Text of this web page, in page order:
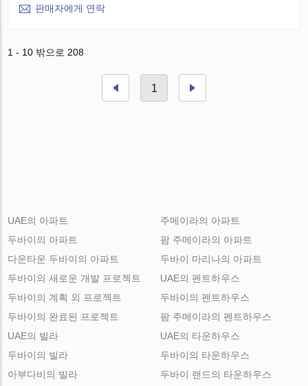
판매자에게 연락
1 - 10 밖으로 208
1
UAE의 아파트
두바이의 아파트
다운타운 두바이의 아파트
주메이라의 아파트
팜 주메이라의 아파트
두바이 마리나의 아파트
두바이의 새로운 개발 프로젝트
두바이의 계획 외 프로젝트
두바이의 완료된 프로젝트
UAE의 펜트하우스
두바이의 펜트하우스
팜 주메이라의 펜트하우스
UAE의 빌라
두바이의 빌라
아부다비의 빌라
UAE의 타운하우스
두바이의 타운하우스
두바이 랜드의 타운하우스